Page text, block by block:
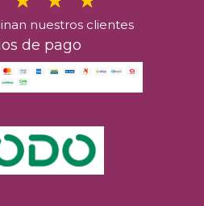
nuestros clientes
de pago